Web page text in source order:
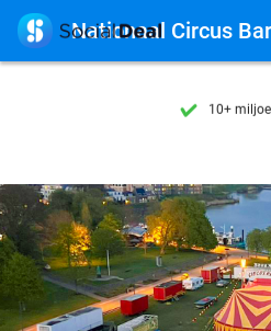
7 dagen per
10+
7 dagen per
10+
 Nationaal Circus